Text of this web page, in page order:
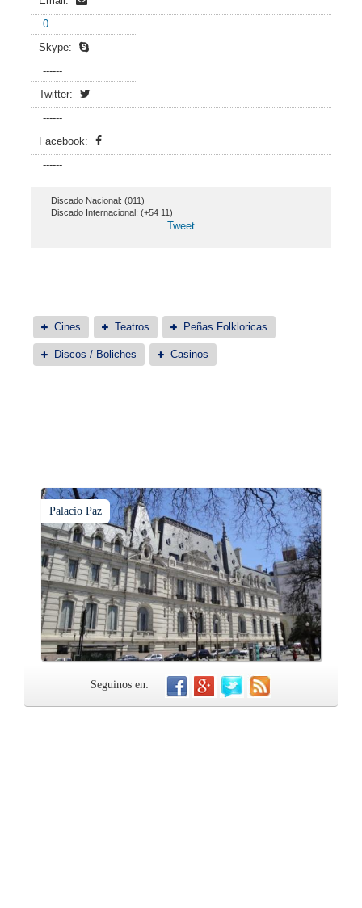
0
Skype:
------
Twitter:
------
Facebook:
------
Discado Nacional: (011)
Discado Internacional: (+54 11)
Tweet
Cines Teatros Peñas Folkloricas
Discos / Boliches Casinos
Palacio Paz
Seguinos en: